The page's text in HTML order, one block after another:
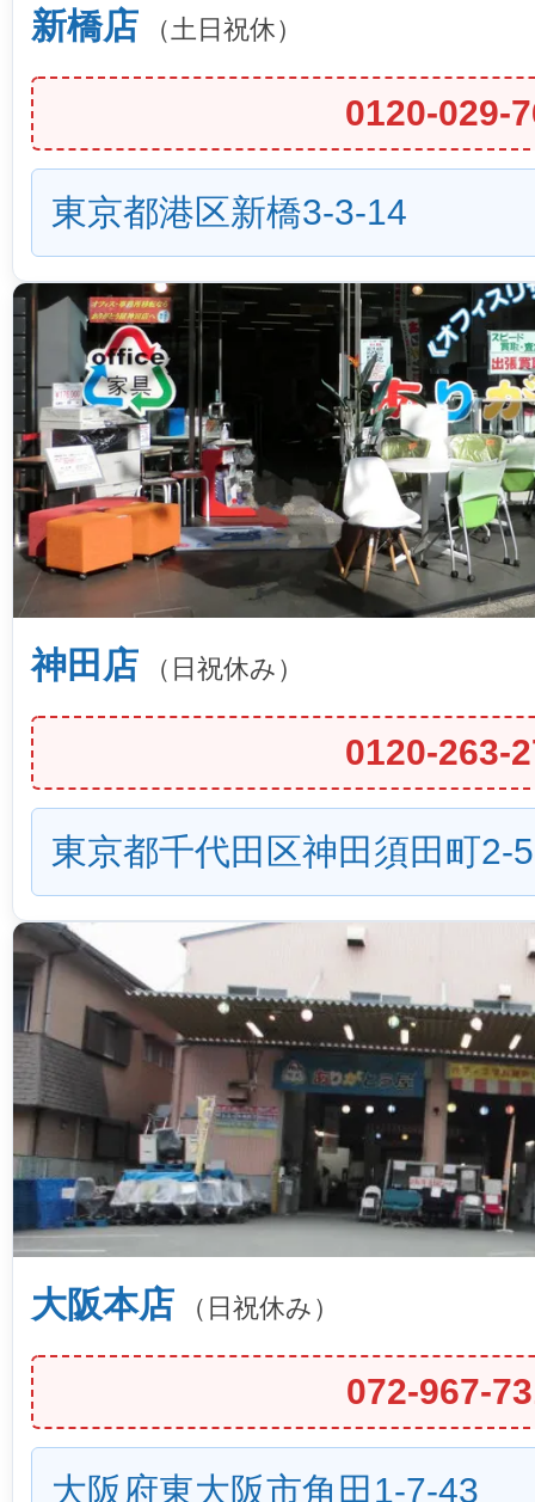
新橋店 （土日祝休）
0120-029-
東京都港区新橋3-3-14
神田店 （日祝休み）
0120-263-
東京都千代田区神田須田町2-
大阪本店 （日祝休み）
072-967-
大阪府東大阪市角田1-7-43